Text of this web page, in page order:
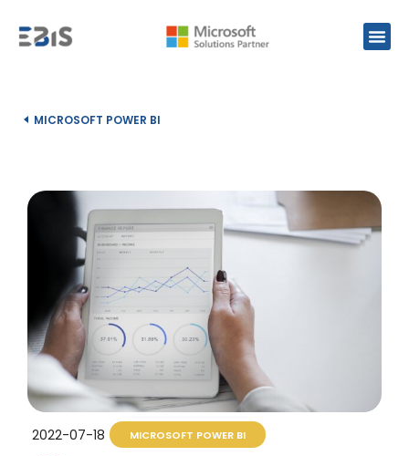
MICROSOFT POWER BI
2022-07-18 MICROSOFT POWER BI